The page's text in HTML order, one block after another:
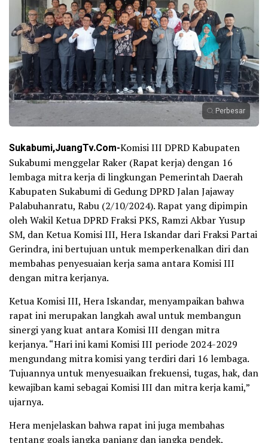
Perbesar
Sukabumi,JuangTv.Com-Komisi III DPRD Kabupaten
Sukabumi menggelar Raker (Rapat kerja) dengan 16
lembaga mitra kerja di lingkungan Pemerintah Daerah
Kabupaten Sukabumi di Gedung DPRD Jalan Jajaway
Palabuhanratu, Rabu (2/10/2024). Rapat yang dipimpin
oleh Wakil Ketua DPRD Fraksi PKS, Ramzi Akbar Yusup
SM, dan Ketua Komisi III, Hera Iskandar dari Fraksi Partai
Gerindra, ini bertujuan untuk memperkenalkan diri dan
membahas penyesuaian kerja sama antara Komisi III
dengan mitra kerjanya.
Ketua Komisi III, Hera Iskandar, menyampaikan bahwa
rapat ini merupakan langkah awal untuk membangun
sinergi yang kuat antara Komisi III dengan mitra
kerjanya. “Hari ini kami Komisi III periode 2024-2029
mengundang mitra komisi yang terdiri dari 16 lembaga.
Tujuannya untuk menyesuaikan frekuensi, tugas, hak, dan
kewajiban kami sebagai Komisi III dan mitra kerja kami,”
ujarnya.
Hera menjelaskan bahwa rapat ini juga membahas
tentang goals jangka panjang dan jangka pendek,